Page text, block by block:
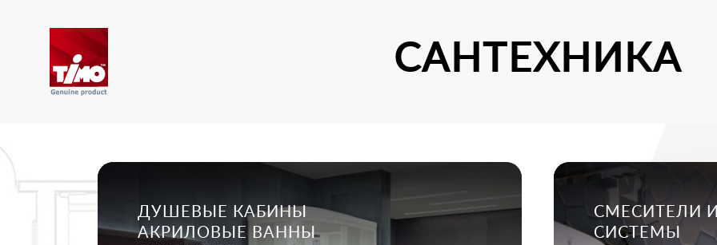
САНТЕХНИКА
ДУШЕВЫЕ КАБИНЫ
АКРИЛОВЫЕ ВАННЫ
СМЕСИТЕЛИ
СИСТЕМЫ